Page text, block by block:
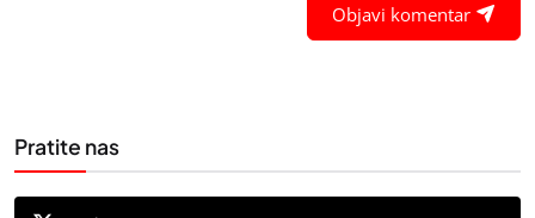
Objavi komentar
Pratite nas